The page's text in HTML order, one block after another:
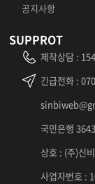
공지사항
SUPPROT
제작상담 :
긴급전화 :
국민은행
상호 : (주)신
사업자번호 :